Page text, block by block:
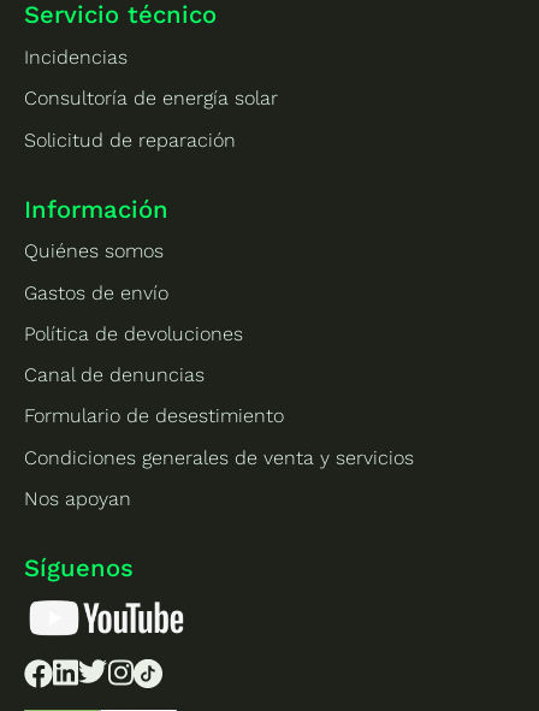
Servicio técnico
Incidencias
Consultoría de energía solar
Solicitud de reparación
Información
Quiénes somos
Gastos de envío
Política de devoluciones
Canal de denuncias
Formulario de desestimiento
Condiciones generales de venta y servicios
Nos apoyan
Síguenos